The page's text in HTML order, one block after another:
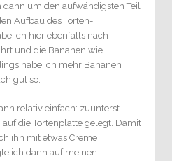
dann um den aufwändigsten Teil
Aufbau des Torten-
ich hier ebenfalls nach
und die Bananen wie
habe ich mehr Bananen
gut so.
relativ einfach: zuunterst
auf die Tortenplatte gelegt. Damit
ihn mit etwas Creme
ich dann auf meinen